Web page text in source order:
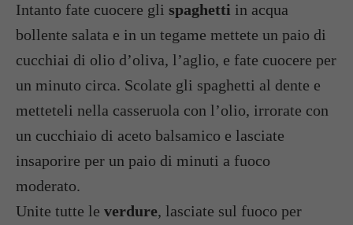
Intanto fate cuocere gli spaghetti in acqua
bollente salata e in un tegame mettete un paio di
cucchiai di olio d’oliva, l’aglio, e fate cuocere per
un minuto circa. Scolate gli spaghetti al dente e
metteteli nella casseruola con l’olio, irrorate con
un cucchiaio di aceto balsamico e lasciate
insaporire per un paio di minuti a fuoco
moderato.
Unite tutte le verdure, lasciate sul fuoco per